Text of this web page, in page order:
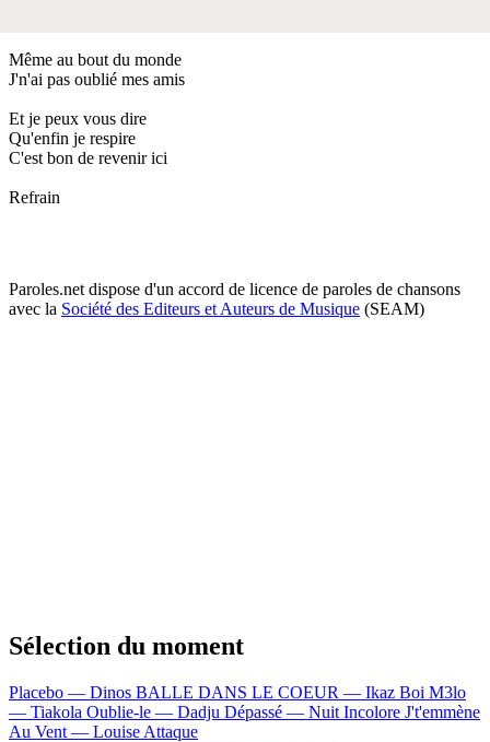
Même au bout du monde
J'n'ai pas oublié mes amis
Et je peux vous dire
Qu'enfin je respire
C'est bon de revenir ici
Refrain
Paroles.net dispose d'un accord de licence de paroles de chansons
avec la Société des Editeurs et Auteurs de Musique (SEAM)
Sélection du moment
Placebo — Dinos BALLE DANS LE COEUR — Ikaz Boi M3lo
— Tiakola Oublie-le — Dadju Dépassé — Nuit Incolore J't'emmène
Au Vent — Louise Attaque